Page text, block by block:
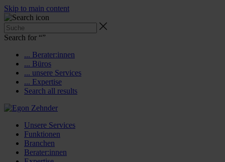
Skip to main content
Search for “”
... Berater:innen
... Büros
... unsere Services
... Expertise
Search all results
Unsere Services
Funktionen
Branchen
Berater:innen